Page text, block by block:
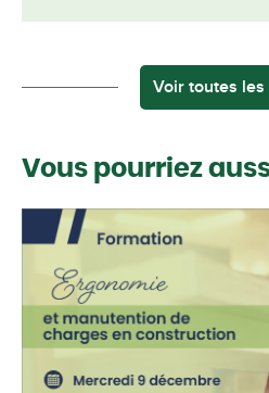
Voir toutes
Vous pourriez